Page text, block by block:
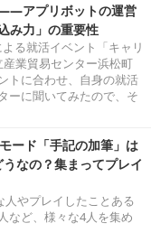
アプリボットの運営
み力」の重要性
る就活イベント「キャリ
業貿易センター浜松町
トに合わせ、自身の就活
ーに聞いてみたので、そ
ード「手記の加筆」は
なの？集まってプレイ
人やプレイしたことある
など、様々な4人を集め